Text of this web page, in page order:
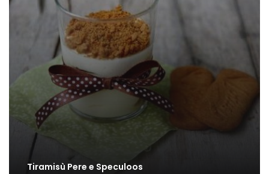
Tiramisù Pere e Speculoos